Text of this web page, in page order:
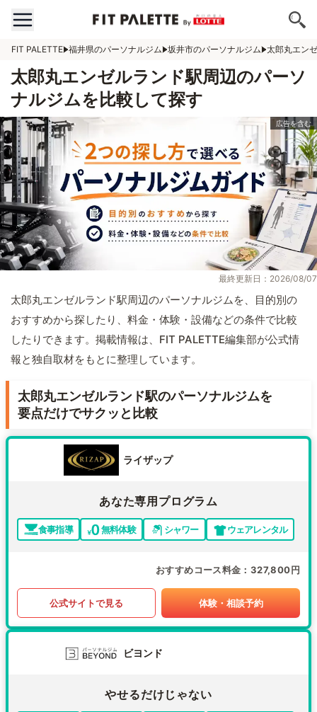
FIT PALETTE 福井県のパーソナルジム 坂井市のパーソナルジム 太郎丸エン
太郎丸エンゼルランド駅周辺のパーソ
ナルジムを比較して探す
最終更新日：2026/08/07
太郎丸エンゼルランド駅周辺のパーソナルジムを、目的別の
おすすめから探したり、料金・体験・設備などの条件で比較
したりできます。掲載情報は、FIT PALETTE編集部が公式情
報と独自取材をもとに整理しています。
太郎丸エンゼルランド駅のパーソナルジムを
要点だけでサクッと比較
ライザップ
あなた専用プログラム
食事指導 無料体験 シャワー ウェアレンタル
おすすめコース料金 327,800円
公式サイトで見る 体験・相談予約
ビヨンド
やせるだけじゃない